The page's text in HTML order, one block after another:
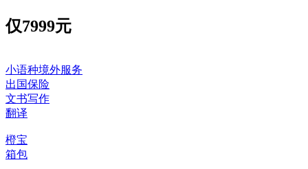
仅7999元
小语种境外服务
出国保险
文书写作
翻译
橙宝
箱包